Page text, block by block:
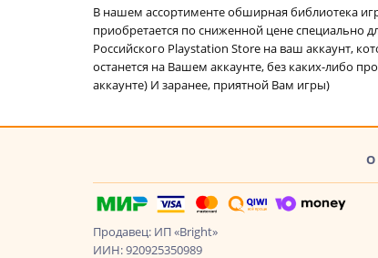
В нашем ассортименте обширная библиотека
приобретается по сниженной цене специально
Российского Playstation Store на ваш аккаунт,
останется на Вашем аккаунте, без каких-либо
аккаунте) И заранее, приятной Вам игры)
О
Продавец: ИП «Bright»
ИИН: 920925350989